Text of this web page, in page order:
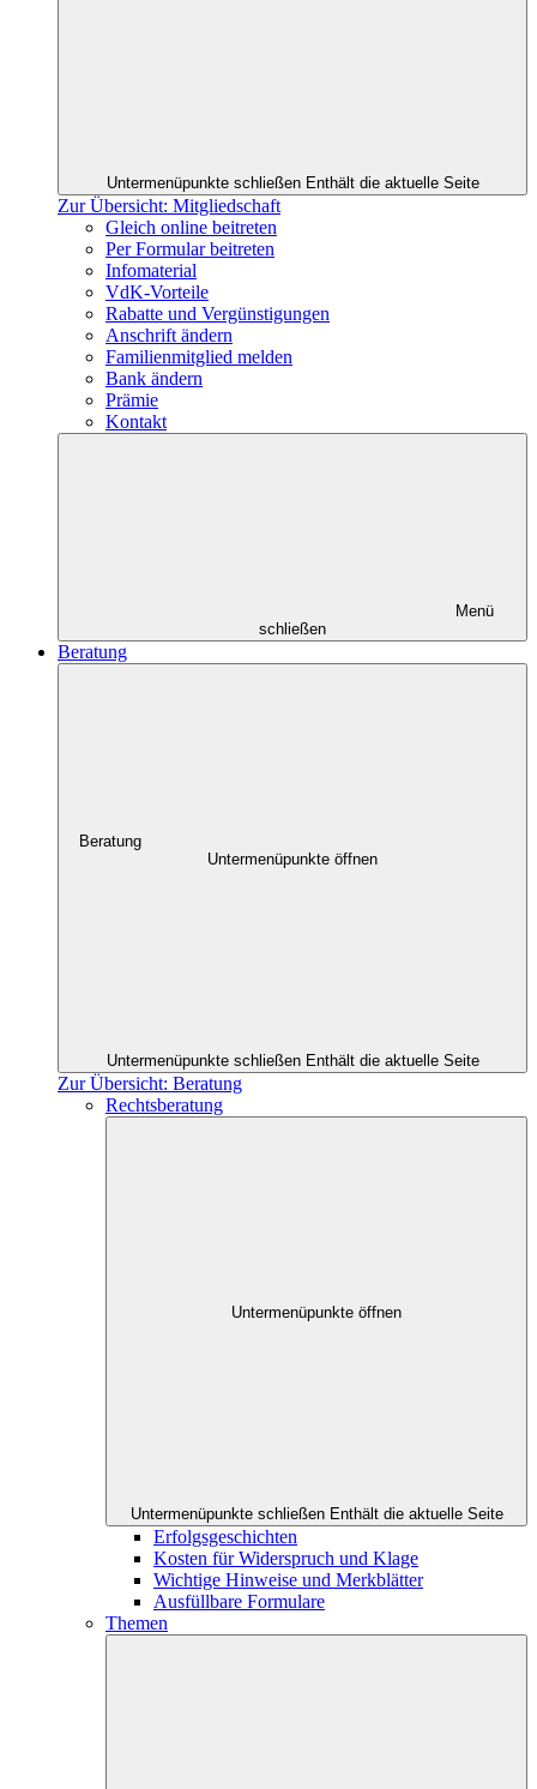
Untermenüpunkte schließen Enthält die aktuelle Seite
Zur Übersicht: Mitgliedschaft
Gleich online beitreten
Per Formular beitreten
Infomaterial
VdK-Vorteile
Rabatte und Vergünstigungen
Anschrift ändern
Familienmitglied melden
Bank ändern
Prämie
Kontakt
Menü
schließen
Beratung
Beratung
Untermenüpunkte öffnen
Untermenüpunkte schließen Enthält die aktuelle Seite
Zur Übersicht: Beratung
Rechtsberatung
Untermenüpunkte öffnen
Untermenüpunkte schließen Enthält die aktuelle Seite
Erfolgsgeschichten
Kosten für Widerspruch und Klage
Wichtige Hinweise und Merkblätter
Ausfüllbare Formulare
Themen